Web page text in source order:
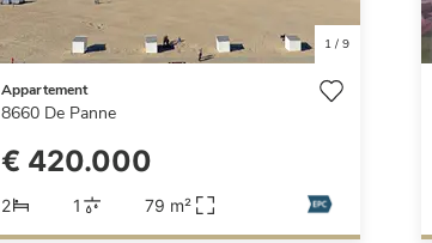
1 /9
Appartement
8660 De Panne
€ 420.000
2 1 79 m²